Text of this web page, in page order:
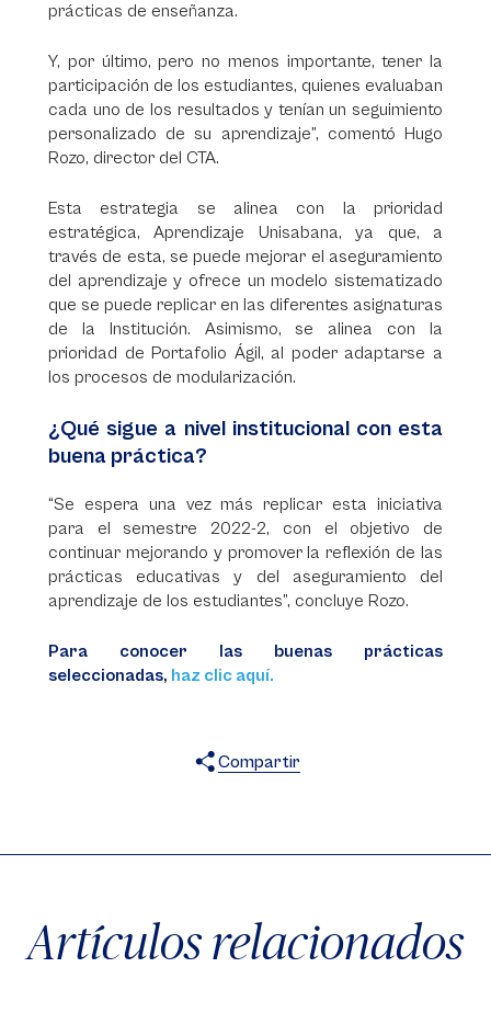
prácticas de enseñanza.
Y, por último, pero no menos importante, tener la
participación de los estudiantes, quienes evaluaban
cada uno de los resultados y tenían un seguimiento
personalizado de su aprendizaje”, comentó Hugo
Rozo, director del CTA.
Esta estrategia se alinea con la prioridad
estratégica, Aprendizaje Unisabana, ya que, a
través de esta, se puede mejorar el aseguramiento
del aprendizaje y ofrece un modelo sistematizado
que se puede replicar en las diferentes asignaturas
de la Institución. Asimismo, se alinea con la
prioridad de Portafolio Ágil, al poder adaptarse a
los procesos de modularización.
¿Qué sigue a nivel institucional con esta
buena práctica?
“Se espera una vez más replicar esta iniciativa
para el semestre 2022-2, con el objetivo de
continuar mejorando y promover la reflexión de las
prácticas educativas y del aseguramiento del
aprendizaje de los estudiantes”, concluye Rozo.
Para conocer las buenas prácticas
seleccionadas, haz clic aquí.
Compartir
Artículos relacionados